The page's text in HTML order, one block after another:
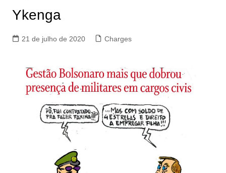
Ykenga
21 de julho de 2020 Charges